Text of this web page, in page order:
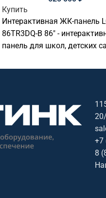
Купить
Интерактивная ЖК-панель
86TR3DQ-B 86" -
панель для школ, детских
комнат и учебных
3840x2160@60Гц (16:9),
касаний, яркость: 390, ос /
+7
8